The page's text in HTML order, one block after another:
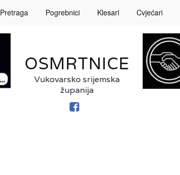
Pretraga Pogrebnici Klesari Cvjećari
OSMRTNICE
Vukovarsko srijemska
županija